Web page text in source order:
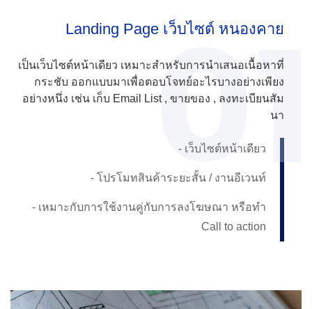
Landing Page เว็บไซต์ หนองคาย
เป็นเว็บไซต์หน้าเดียว เหมาะสำหรับการนำเสนอเนื้อหาที่
กระชับ ออกแบบมาเพื่อตอบโจทย์อะไรบางอย่างเพียง
อย่างหนึ่ง เช่น เก็บ Email List , ขายของ , ลงทะเบียนสัม
นา
01
- เว็บไซต์หน้าเดียว
- โปรโมทสินค้าระยะสั้น / งานอีเวนท์
- เหมาะกับการใช้งานคู่กับการลงโฆษณา หรือทำ
Call to action